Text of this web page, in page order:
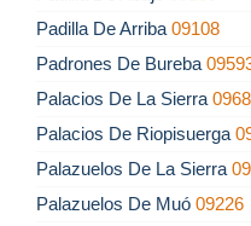
Padilla De Arriba 09108
Padrones De Bureba
Palacios De La Sierra
Palacios De Riopisuerga
Palazuelos De La Sierra
Palazuelos De Muó 09226